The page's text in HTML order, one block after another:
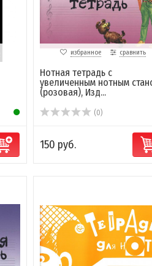
избранное сравнить
Нотная тетрадь с
увеличенным нотным
(розовая), Изд...
(0)
150 руб.